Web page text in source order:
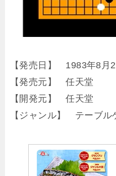
【発売日】 1983年8月
【発売元】 任天堂
【開発元】 任天堂
【ジャンル】 テーブル